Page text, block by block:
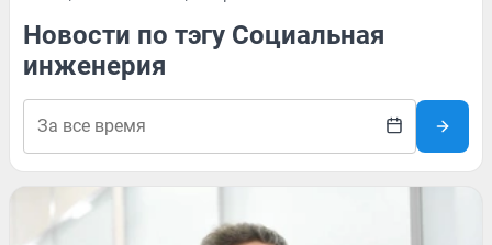
Новости по тэгу Социальная
инженерия